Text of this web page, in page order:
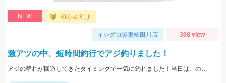
NEW 初心者向け
イシグロ駿東柿田川店 398 view
激アツの中、短時間釣行でアジ釣りました！
アジの群れが回遊してきたタイミングで一気に釣れました！当日は、のべ竿と豆アジマッチ・スピード餌つけ器仕掛・生アミエビなどを使用しました。